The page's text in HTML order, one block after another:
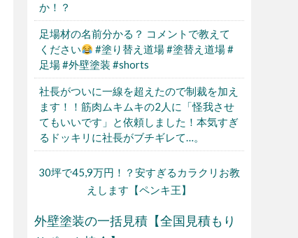
か！？
足場材の名前分かる？ コメントで教えて
ください
#塗り替え道場 #塗替え道場 #
足場 #外壁塗装 #shorts
社長がついに一線を超えたので制裁を加え
ます！！筋肉ムキムキの2人に「怪我させ
てもいいです」と依頼しました！本気すぎ
るドッキリに社長がブチギレて…。
30坪で45,9万円！？安すぎるカラクリお教
えします【ペンキ王】
外壁塗装の一括見積【全国見積もり